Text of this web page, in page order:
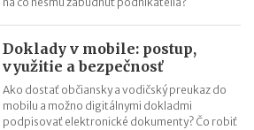
Doklady v mobile: postup,
využitie a bezpečnosť
Ako dostať občiansky a vodičský preukaz do
mobilu a možno digitálnymi dokladmi
podpisovať elektronické dokumenty? Čo robiť